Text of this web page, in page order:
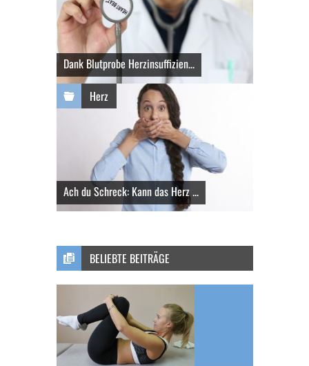
Dank Blutprobe Herzinsuffizien...
Herz
Ach du Schreck: Kann das Herz ...
BELIEBTE BEITRÄGE